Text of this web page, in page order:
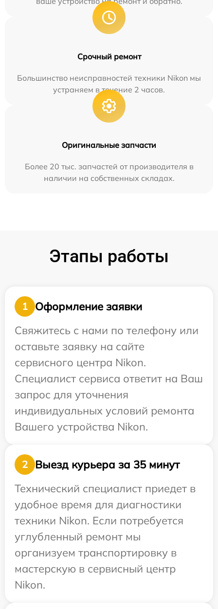
Срочный ремонт
Большинство неисправностей техники Nikon мы
устраняем в течение 2 часов.
Оригинальные запчасти
Более 20 тыс. запчастей от производителя в
наличии на собственных складах.
Этапы работы
1
Оформление заявки
Свяжитесь с нами по телефону или
оставьте заявку на сайте
сервисного центра Nikon.
Специалист сервиса ответит на Ваш
запрос для уточнения
индивидуальных условий ремонта
Вашего устройства Nikon.
2
Выезд курьера за 35 минут
Технический специалист приедет в
удобное время для диагностики
техники Nikon. Если потребуется
углубленный ремонт мы
организуем транспортировку в
мастерскую в сервисный центр
Nikon.